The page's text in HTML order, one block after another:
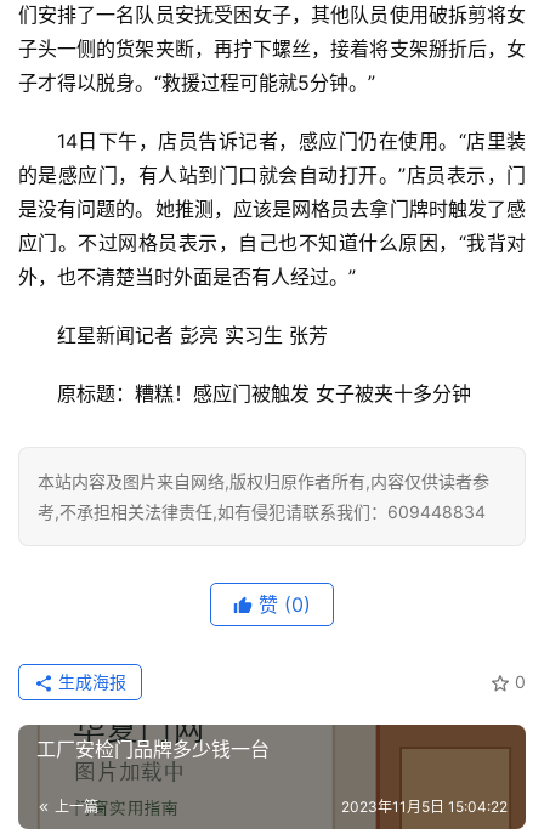
大
门
门
门
套
安
维
修
门
联
系
我
登录 注册
们安排了一名队员安抚受困女子，其他队员使用破拆剪将女
子头一侧的货架夹断，再拧下螺丝，接着将支架掰折后，女
子才得以脱身。“救援过程可能就5分钟。”
14日下午，店员告诉记者，感应门仍在使用。“店里装
的是感应门，有人站到门口就会自动打开。”店员表示，门
是没有问题的。她推测，应该是网格员去拿门牌时触发了感
应门。不过网格员表示，自己也不知道什么原因，“我背对
外，也不清楚当时外面是否有人经过。”
红星新闻记者 彭亮 实习生 张芳
原标题：糟糕！感应门被触发 女子被夹十多分钟
本站内容及图片来自网络,版权归原作者所有,内容仅供读者参
考,不承担相关法律责任,如有侵犯请联系我们：609448834
赞 (0)
0
生成海报
工厂安检门品牌多少钱一台
上一篇 2023年11月5日 15:04:22